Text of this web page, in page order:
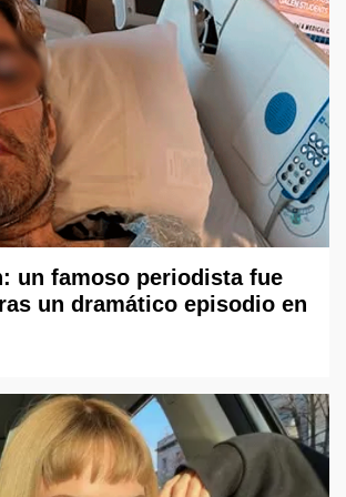
un famoso periodista fue
un dramático episodio en